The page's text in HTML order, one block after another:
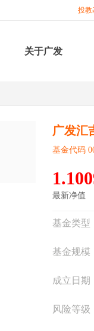
投教
关于广发
广发汇
基金代码
最新净值
基金类型
基金规模
成立日期
风险等级